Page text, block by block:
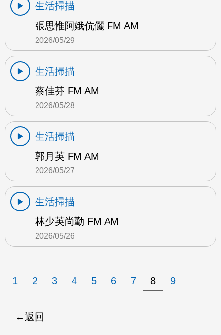
生活掃描
張思惟阿娥伉儷 FM AM
2026/05/29
生活掃描
蔡佳芬 FM AM
2026/05/28
生活掃描
郭月英 FM AM
2026/05/27
生活掃描
林少英尚勤 FM AM
2026/05/26
1 2 3 4 5 6 7 8 9
返回